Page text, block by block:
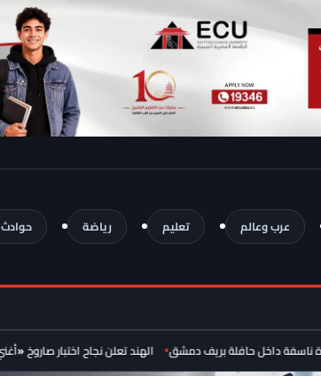
عرب وعالم تعليم رياضة حوادث
الهند تعلن نجاح اختبار صاروخ «أغني-4» الباليستي بمدى يصل إلى 4 آلاف كيلومتر